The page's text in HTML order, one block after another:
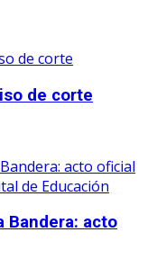
de corte
Bandera: acto